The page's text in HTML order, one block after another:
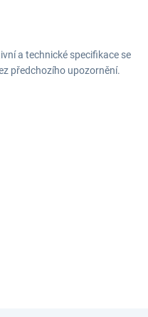
a technické specifikace se
předchozího upozornění.